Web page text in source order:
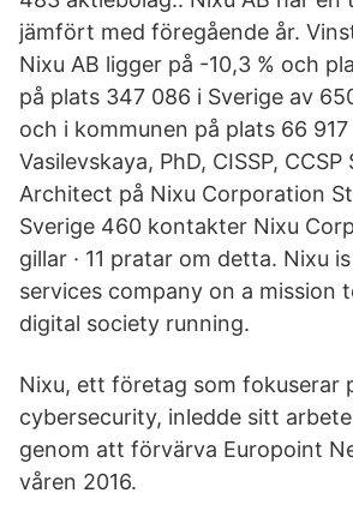
jämfört med föregående år.
Nixu AB ligger på -10,3 % och
på plats 347 086 i Sverige av
och i kommunen på plats 66 917
Vasilevskaya, PhD, CISSP,
Architect på Nixu Corporation
Sverige 460 kontakter Nixu
gillar · 11 pratar om detta. Nixu
services company on a mission
digital society running.
Nixu, ett företag som fokuserar
cybersecurity, inledde sitt
genom att förvärva Europoint
våren 2016.